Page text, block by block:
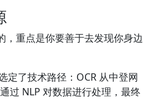
，重点是你要善于去发现你身边
定了技术路径：OCR 从中登网
过 NLP 对数据进行处理，最终